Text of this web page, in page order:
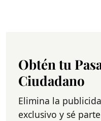
Obtén tu
Ciudadano
Elimina la
exclusivo y sé